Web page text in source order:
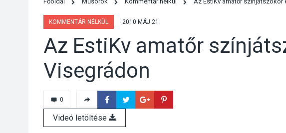
KOMMENTÁR NÉLKÜL 2010 MÁJ 21
Az EstiKv amatőr
Visegrádon
0
Videó letöltése